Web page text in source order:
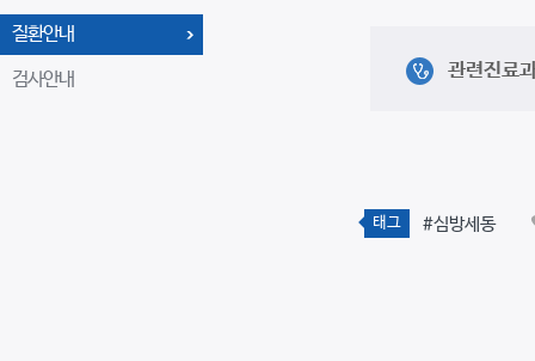
질환안내
검사안내
관련진료
태그 #심방세동